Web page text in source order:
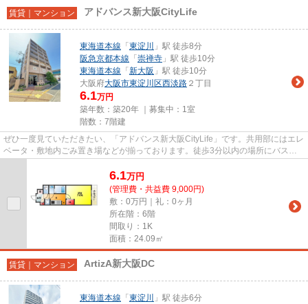
賃貸｜マンション アドバンス新大阪CityLife
東海道本線 「 東淀川
」駅 徒歩8分
阪急京都本線 「 崇禅寺 」駅 徒歩10分
東海道本線 「 新大阪 」駅 徒歩10分
大阪府大阪市東淀川区西淡路 ２丁目
6.1万円
築年数：築20年 ｜募集中： 1室
階数：7階建
ぜひ一度見ていただきたい、「アドバンス新大阪CityLife」です。共用部にはエレ
ベータ・敷地内ごみ置き場などが揃っております。徒歩3分以内の場所にバス停
6.1万円
(管理費・共益費 9,000円)
敷：0万円｜礼：0ヶ月
所在階：6階
間取り：1K
面積：24.09㎡
賃貸｜マンション ArtizA新大阪DC
東海道本線 「 東淀川
」駅 徒歩6分